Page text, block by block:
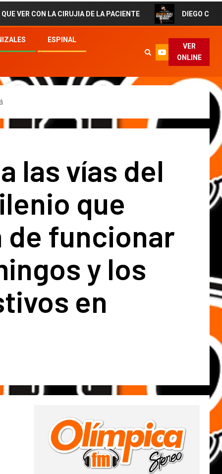
LA CIRUJIA DE LA PACIENTE DIEGO CORTES El
ESPINAL
VER
ONLINE
las vías del
que
de funcionar
y los
en